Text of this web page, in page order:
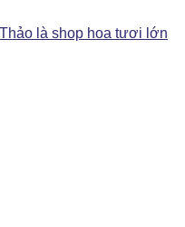
là shop hoa tươi lớn